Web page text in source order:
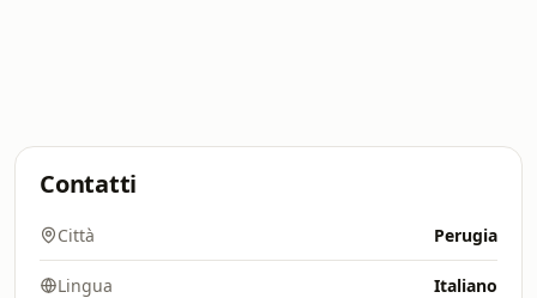
Contatti
Città Perugia
Lingua Italiano